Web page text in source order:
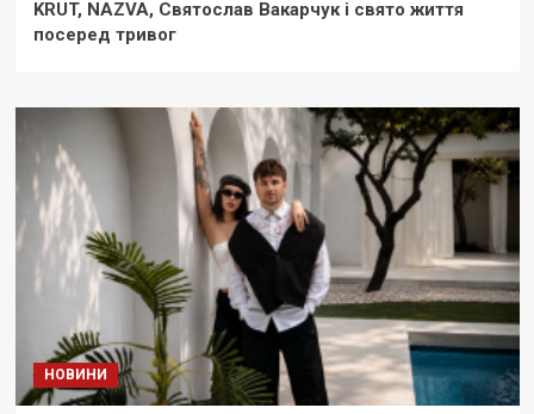
KRUT, NAZVA, Святослав Вакарчук і свято життя
посеред тривог
НОВИНИ